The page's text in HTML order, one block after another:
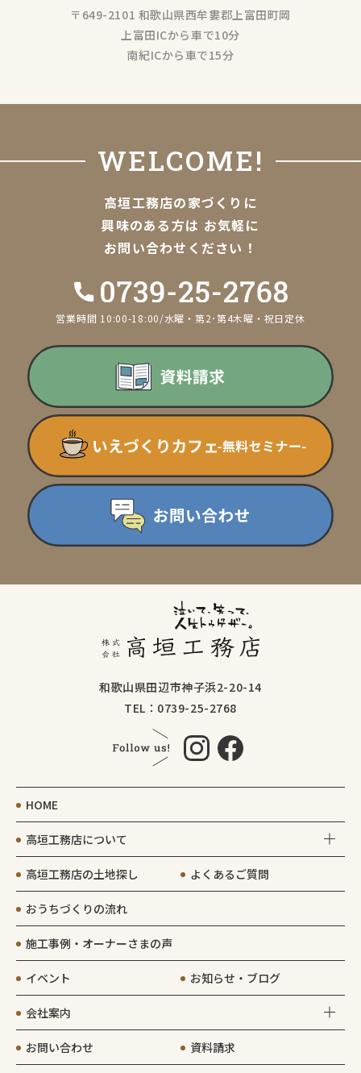
〒649-2101 和歌山県西牟婁郡上富田町岡
上富田ICから車で10分
南紀ICから車で15分
WELCOME!
高垣工務店の家づくりに
興味のある方は お気軽に
お問い合わせください！
営業時間 10:00-18:00/水曜・第2･第4木曜・祝日定休
和歌山県田辺市神子浜2-20-14
TEL：0739-25-2768
HOME
高垣工務店について
高垣工務店の土地探し よくあるご質問
おうちづくりの流れ
施工事例・オーナーさまの声
イベント お知らせ・ブログ
会社案内
お問い合わせ 資料請求